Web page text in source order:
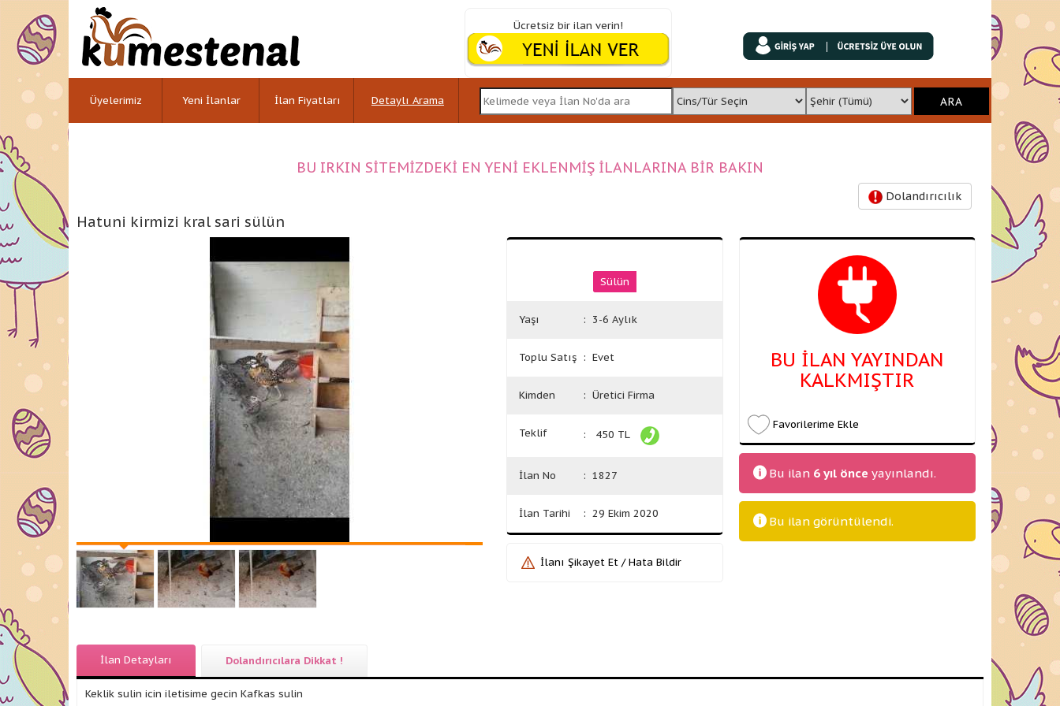
Ücretsiz bir ilan verin!
Üyelerimiz Yeni İlanlar İlan Fiyatları Detaylı Arama
BU IRKIN SİTEMİZDEKİ EN YENİ EKLENMİŞ İLANLARINA BİR BAKIN
Dolandırıcılık
Hatuni kirmizi kral sari sülün
Sülün
Yaşı : 3-6 Aylık
Toplu Satış : Evet
Kimden : Üretici Firma
Teklif : 450 TL
İlan No : 1827
İlan Tarihi : 29 Ekim 2020
İlanı Şikayet Et / Hata Bildir
BU İLAN YAYINDAN
KALKMIŞTIR
Favorilerime Ekle
Bu ilan 6 yıl önce yayınlandı.
Bu ilan görüntülendi.
İlan Detayları Dolandırıcılara Dikkat !
Keklik sulin icin iletisime gecin Kafkas sulin